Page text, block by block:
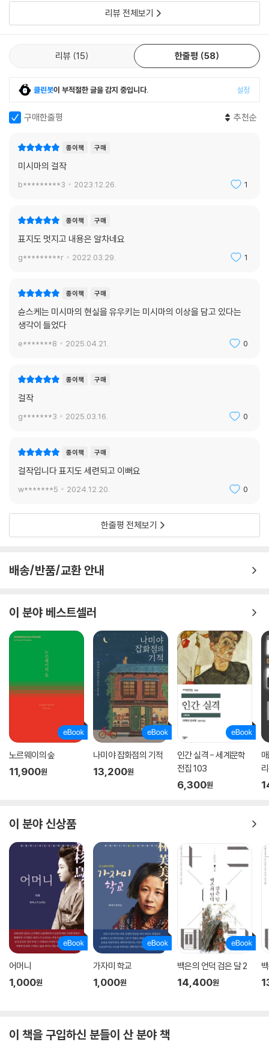
리뷰 전체보기
리뷰 15 한줄평 58
클린봇이 부적절한 글을 감지 중입니다. 설정
구매한줄평 추천순
종이책 구매
미시마의 걸작
b*********3 2023.12.26. 1
종이책 구매
표지도 멋지고 내용은 알차네요
g*********r 2022.03.29. 1
종이책 구매
슌스케는 미시마의 현실을 유우키는 미시마의 이상을 담고 있다는
생각이 들었다
e*******8 2025.04.21. 0
종이책 구매
걸작
g*******3 2025.03.16. 0
종이책 구매
걸작입니다 표지도 세련되고 이뻐요
w*******5 2024.12.20. 0
한줄평 전체보기
배송/반품/교환 안내
이 분야 베스트셀러
노르웨이의 숲
11,900원
나미야 잡화점의 기적
13,200원
인간 실격 - 세계문학
전집 103
6,300원
이 분야 신상품
어머니
1,000원
가자미 학교
1,000원
백은의 언덕 검은 달 2
14,400원
이 책을 구입하신 분들이 산 분야 책